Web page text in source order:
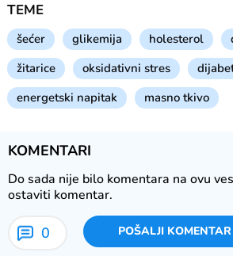
TEME
šećer glikemija holesterol
žitarice
oksidativni stres
energetski napitak
masno tkivo
KOMENTARI
Do sada nije bilo komentara na ovu
ostaviti komentar.
0 POŠALJI KOMENTAR